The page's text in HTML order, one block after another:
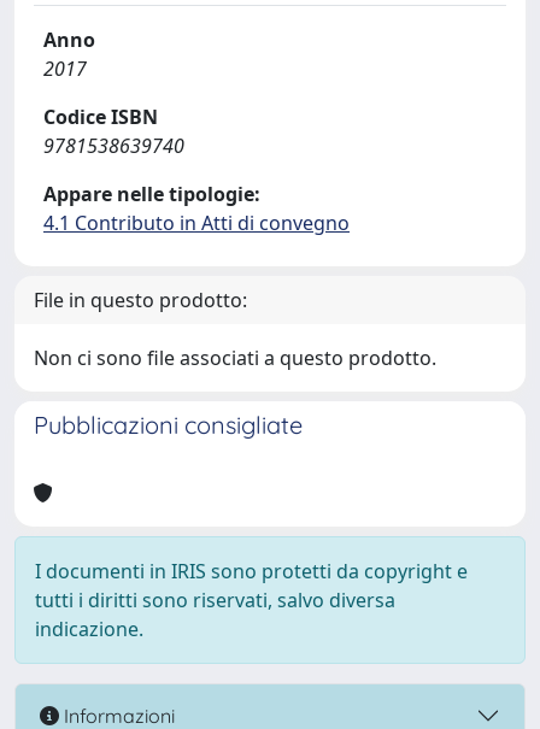
Anno
2017
Codice ISBN
9781538639740
Appare nelle tipologie:
4.1 Contributo in Atti di convegno
File in questo prodotto:
Non ci sono file associati a questo prodotto.
Pubblicazioni consigliate
I documenti in IRIS sono protetti da copyright e
tutti i diritti sono riservati, salvo diversa
indicazione.
Informazioni